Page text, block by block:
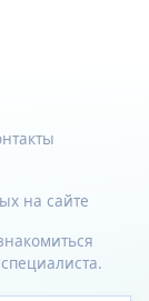
на сайте